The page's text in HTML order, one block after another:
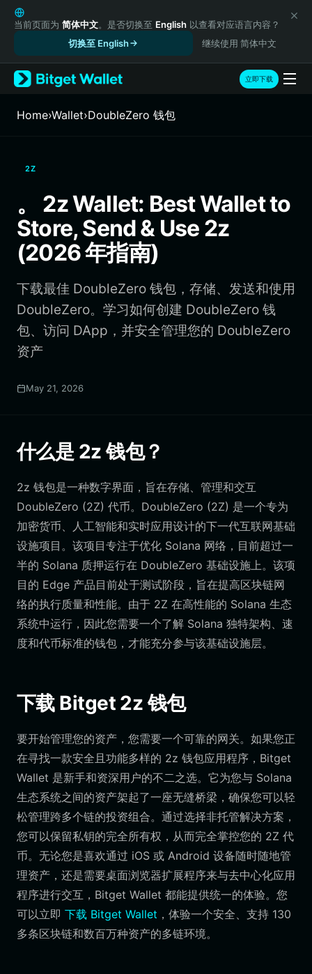
English
日本語
Русский
Español (Latinoamérica)
Türkçe
Italiano
繁體中文
Português (Portugal)
Bahasa Indonesia
ภาษาไทย
Português (Brasil)
Español (Argentina)
当前页面为 简体中文。是否切换至 English 以查看对应语言内容？
切换至 English
继续使用 简体中文
立即下载
Home›Wallet›DoubleZero 钱包
2Z
。 2z Wallet: Best Wallet to
Store, Send & Use 2z
(2026 年指南)
下载最佳 DoubleZero 钱包，存储、发送和使用
DoubleZero。学习如何创建 DoubleZero 钱
包、访问 DApp，并安全管理您的 DoubleZero
资产
May 21, 2026
什么是 2z 钱包？
2z 钱包是一种数字界面，旨在存储、管理和交互
DoubleZero (2Z) 代币。DoubleZero (2Z) 是一个专为
加密货币、人工智能和实时应用设计的下一代互联网基础
设施项目。该项目专注于优化 Solana 网络，目前超过一
半的 Solana 质押运行在 DoubleZero 基础设施上。该项
目的 Edge 产品目前处于测试阶段，旨在提高区块链网
络的执行质量和性能。由于 2Z 在高性能的 Solana 生态
系统中运行，因此您需要一个了解 Solana 独特架构、速
度和代币标准的钱包，才能充分参与该基础设施层。
下载 Bitget 2z 钱包
要开始管理您的资产，您需要一个可靠的网关。如果您正
在寻找一款安全且功能多样的 2z 钱包应用程序，Bitget
Wallet 是新手和资深用户的不二之选。它为您与 Solana
生态系统之间的资产架起了一座无缝桥梁，确保您可以轻
松管理跨多个链的投资组合。通过选择非托管解决方案，
您可以保留私钥的完全所有权，从而完全掌控您的 2Z 代
币。无论您是喜欢通过 iOS 或 Android 设备随时随地管
理资产，还是需要桌面浏览器扩展程序来与去中心化应用
程序进行交互，Bitget Wallet 都能提供统一的体验。您
可以立即 下载 Bitget Wallet ，体验一个安全、支持 130
多条区块链和数百万种资产的多链环境。